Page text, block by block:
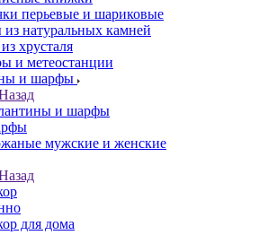
перьевые и шариковые
из натуральных камней
хрусталя
и метеостанции
и шарфы
и шарфы
мужские и женские
для дома